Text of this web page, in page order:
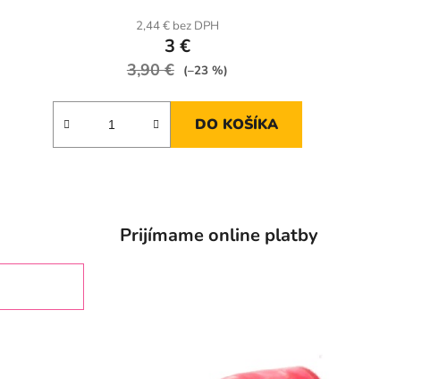
2,44 € bez DPH
3 €
3,90 € (–23 %)
DO KOŠÍKA
Prijímame online platby